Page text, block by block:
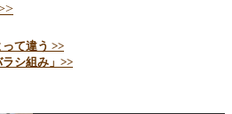
て違う >>
シ組み」>>